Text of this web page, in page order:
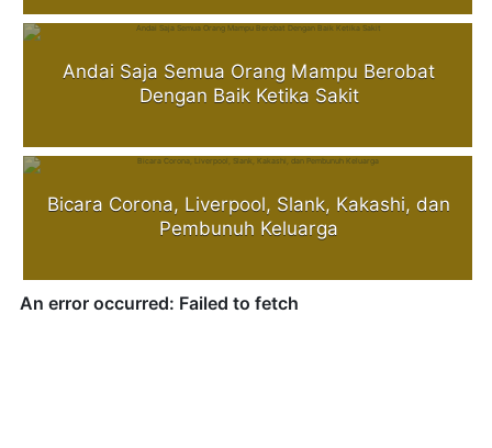
Andai Saja Semua Orang Mampu Berobat
Dengan Baik Ketika Sakit
Bicara Corona, Liverpool, Slank, Kakashi, dan
Pembunuh Keluarga